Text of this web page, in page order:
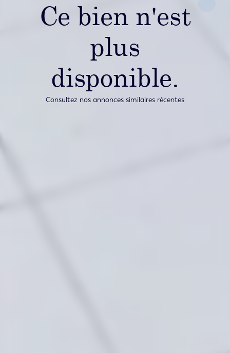
Ce bien n'est
plus
disponible.
Consultez nos annonces similaires récentes